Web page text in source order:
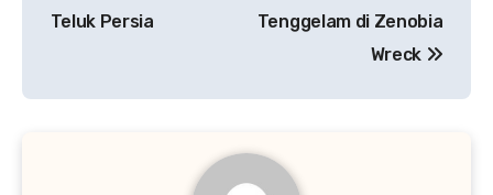
Teluk Persia
Tenggelam di Zenobia
Wreck